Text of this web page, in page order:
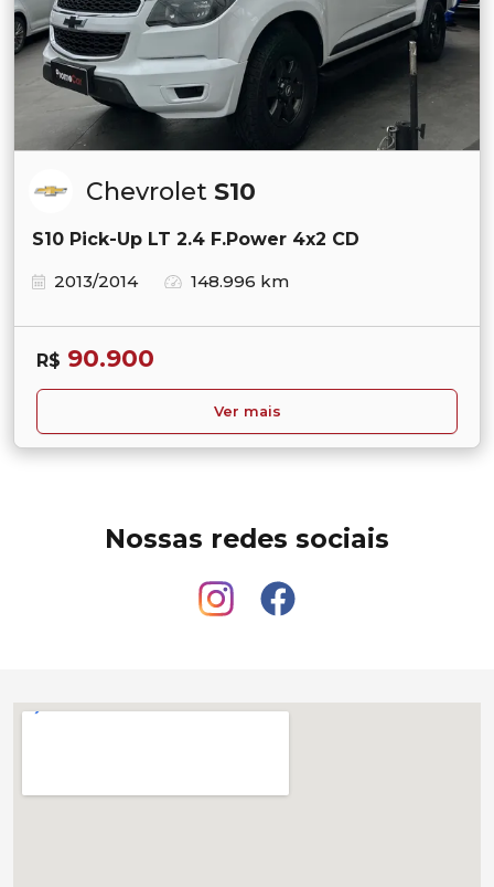
Chevrolet S10
S10 Pick-Up LT 2.4 F.Power 4x2 CD
2013/2014
148.996 km
R$ 90.900
Ver mais
Nossas redes sociais